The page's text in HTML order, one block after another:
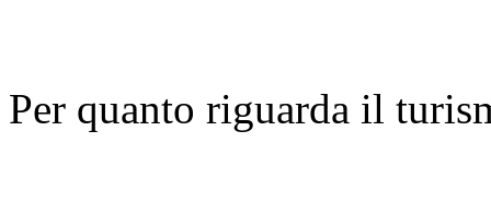
Per quanto riguarda il